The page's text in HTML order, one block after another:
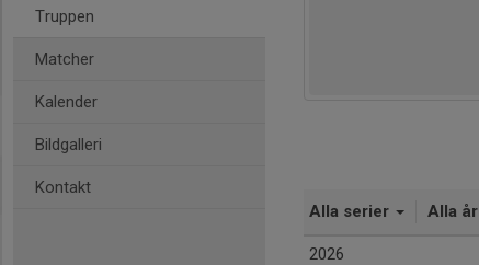
Truppen
Matcher
Kalender
Bildgalleri
Kontakt
Alla serier Alla år
2026